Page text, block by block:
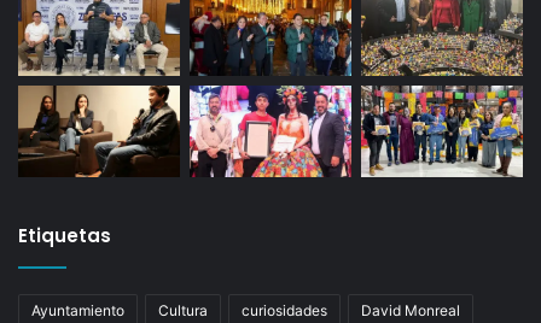
Etiquetas
Ayuntamiento Cultura curiosidades David Monreal